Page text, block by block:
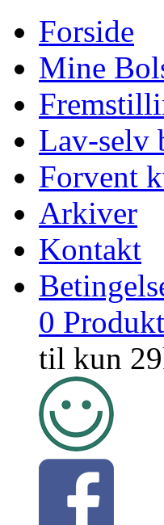
Forside
Mine
Lav-selv
Forvent
Arkiver
Kontakt
0
til kun